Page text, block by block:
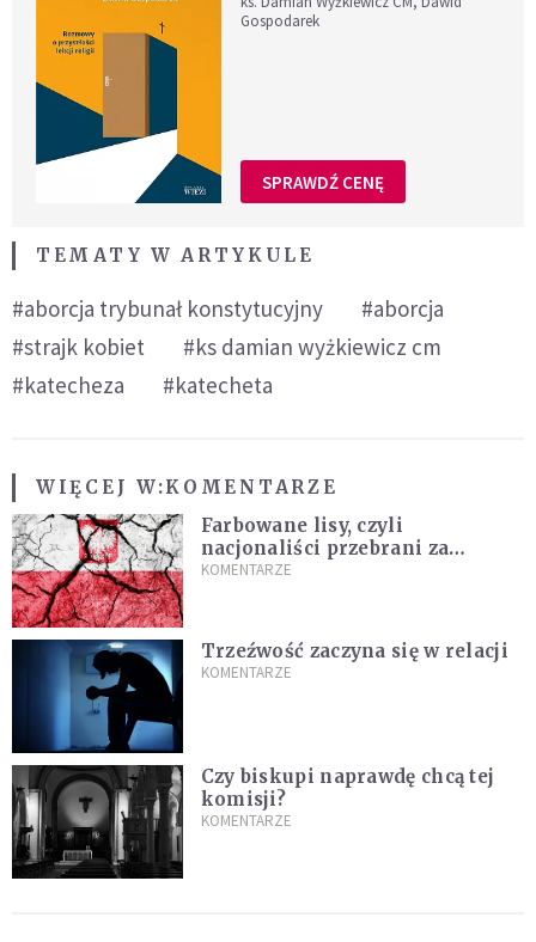
Gospodarek
SPRAWDŹ CENĘ
TEMATY W ARTYKULE
#aborcja trybunał konstytucyjny
#aborcja
#strajk kobiet
#ks damian wyżkiewicz cm
#katecheza
#katecheta
WIĘCEJ W:KOMENTARZE
Farbowane lisy, czyli
nacjonaliści przebrani za
chrześcijan
KOMENTARZE
Trzeźwość zaczyna się w relacji
KOMENTARZE
Czy biskupi naprawdę chcą tej
komisji?
KOMENTARZE